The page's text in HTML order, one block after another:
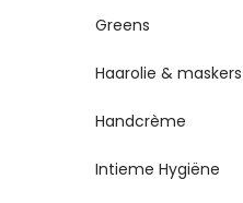
Greens
Haarolie & maskers
Handcrème
Intieme Hygiëne